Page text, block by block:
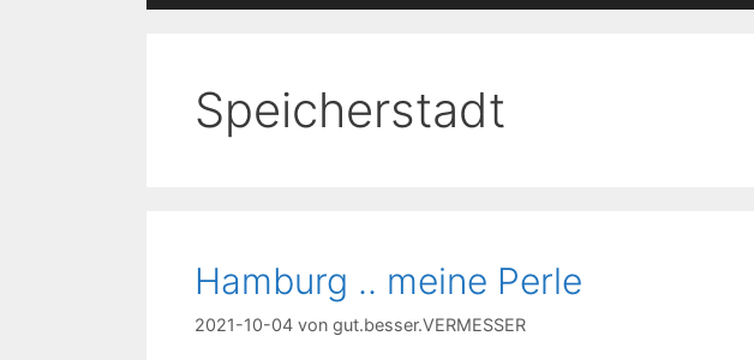
Speicherstadt
Hamburg .. meine Perle
2021-10-04 von gut.besser.VERMESSER